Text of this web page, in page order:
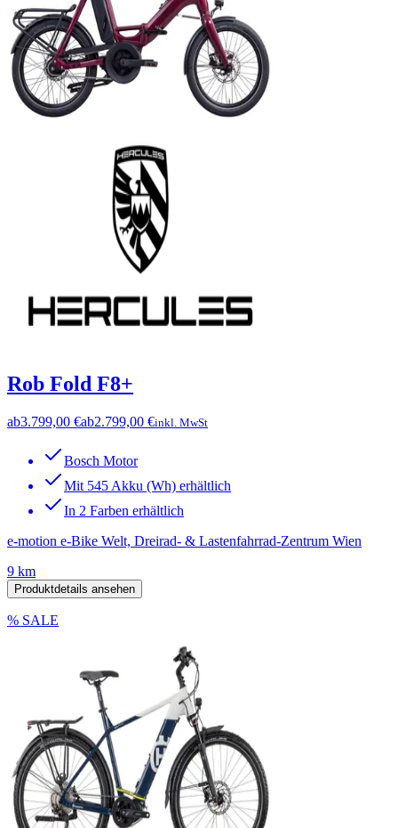
Rob Fold F8+
ab3.799,00 €ab2.799,00 €inkl. MwSt
Bosch Motor
Mit 545 Akku (Wh) erhältlich
In 2 Farben erhältlich
e-motion e-Bike Welt, Dreirad- & Lastenfahrrad-Zentrum Wien
9 km
Produktdetails ansehen
% SALE